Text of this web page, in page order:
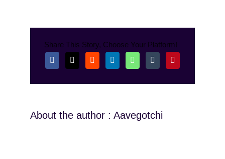
Share This Story, Choose Your Platform!
About the author : Aavegotchi